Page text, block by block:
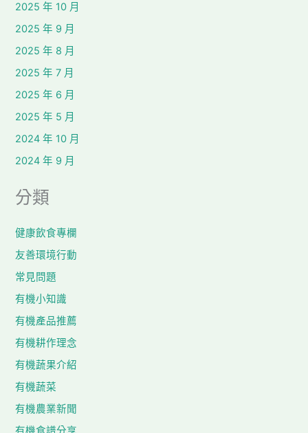
2025 年 10 月
2025 年 9 月
2025 年 8 月
2025 年 7 月
2025 年 6 月
2025 年 5 月
2024 年 10 月
2024 年 9 月
分類
健康飲食專欄
友善環境行動
常見問題
有機小知識
有機產品推薦
有機耕作理念
有機蔬果介紹
有機蔬菜
有機農業新聞